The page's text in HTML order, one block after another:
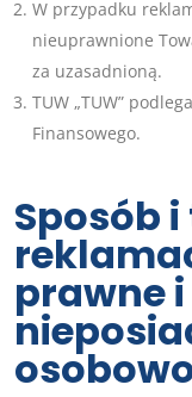
W przypadku
nieuprawnione
za uzasadnioną.
TUW „TUW”
Finansowego.
Sposób
prawne i